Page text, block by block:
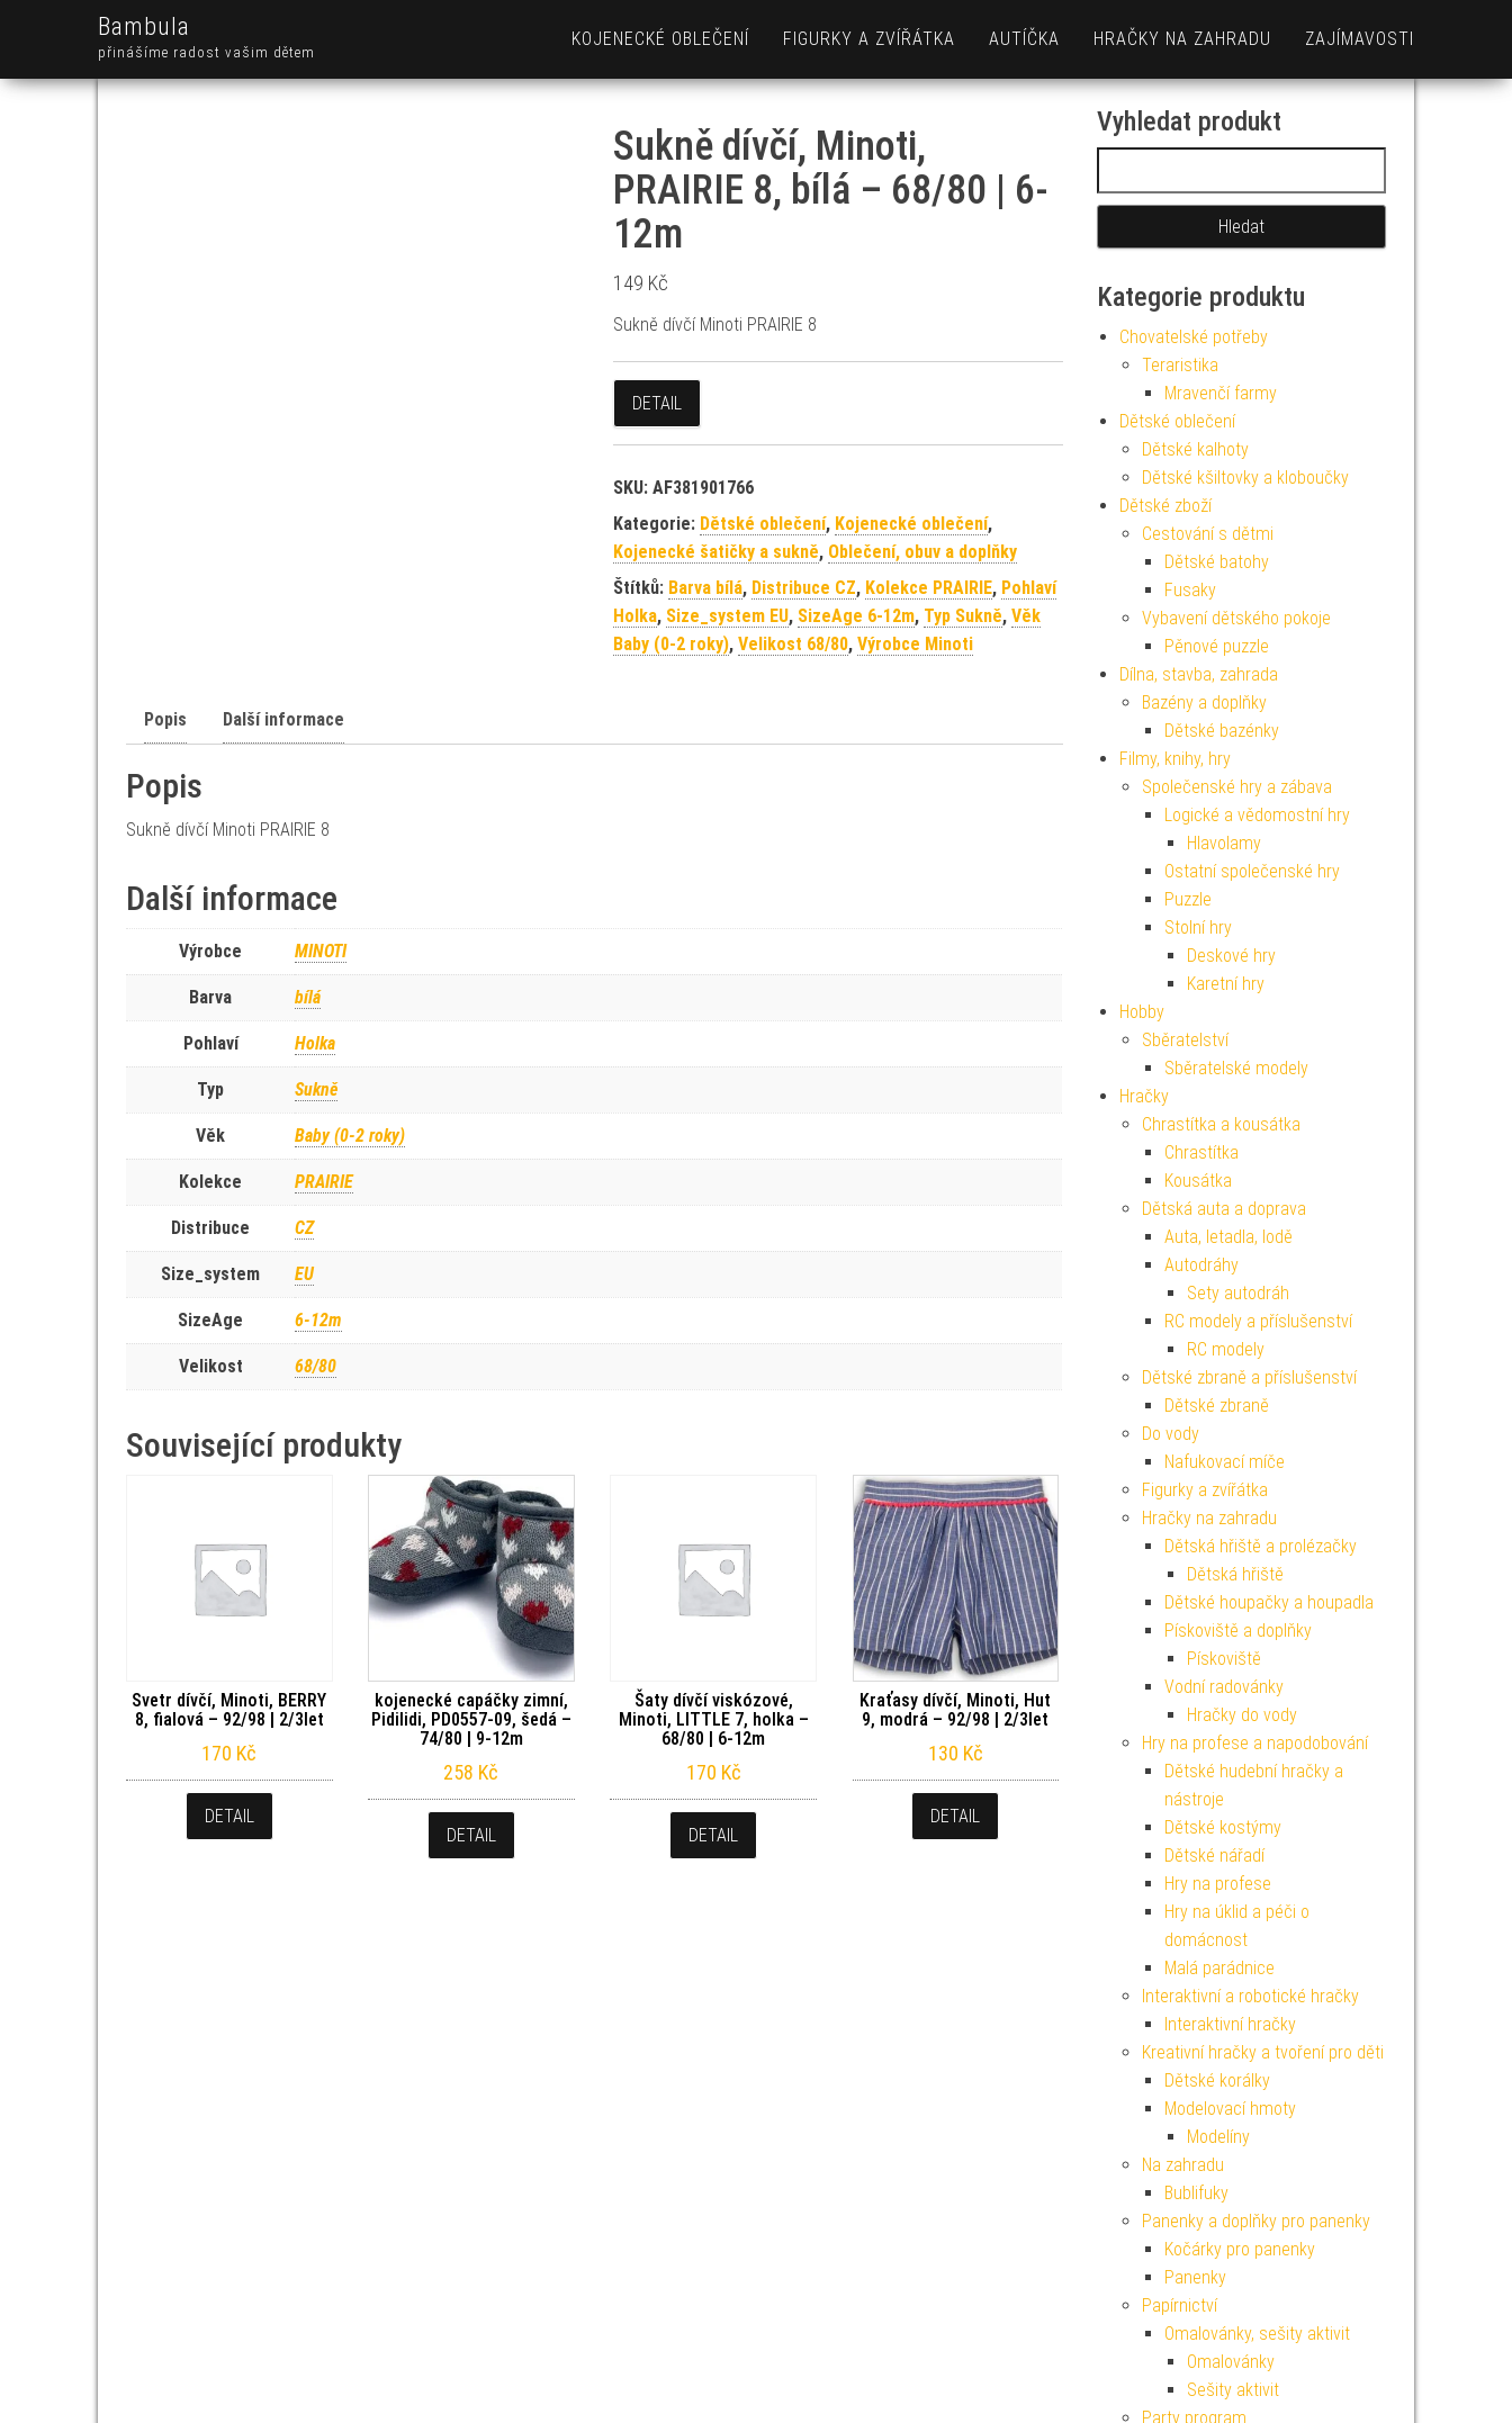
Bambula
přinášíme radost vašim dětem
KOJENECKÉ OBLEČENÍ FIGURKY A ZVÍŘÁTKA AUTÍČKA HRAČKY NA ZAHRADU ZAJÍMAVOSTI
Sukně dívčí, Minoti,
PRAIRIE 8, bílá – 68/80 | 6-
12m
149 Kč
Sukně dívčí Minoti PRAIRIE 8
DETAIL
SKU: AF381901766
Kategorie: Dětské oblečení, Kojenecké oblečení,
Kojenecké šatičky a sukně, Oblečení, obuv a doplňky
Štítků: Barva bílá, Distribuce CZ, Kolekce PRAIRIE, Pohlaví
Holka, Size_system EU, SizeAge 6-12m, Typ Sukně, Věk
Baby (0-2 roky), Velikost 68/80, Výrobce Minoti
Popis Další informace
Popis
Sukně dívčí Minoti PRAIRIE 8
Další informace
Výrobce MINOTI
Barva bílá
Pohlaví Holka
Typ Sukně
Věk Baby (0-2 roky)
Kolekce PRAIRIE
Distribuce CZ
Size_system EU
SizeAge 6-12m
Velikost 68/80
Související produkty
Svetr dívčí, Minoti, BERRY
8, fialová – 92/98 | 2/3let
170 Kč
DETAIL
kojenecké capáčky zimní,
Pidilidi, PD0557-09, šedá –
74/80 | 9-12m
258 Kč
DETAIL
Šaty dívčí viskózové,
Minoti, LITTLE 7, holka –
68/80 | 6-12m
170 Kč
DETAIL
Kraťasy dívčí, Minoti, Hut
9, modrá – 92/98 | 2/3let
130 Kč
DETAIL
Vyhledat produkt
Kategorie produktu
Chovatelské potřeby
Teraristika
Mravenčí farmy
Dětské oblečení
Dětské kalhoty
Dětské kšiltovky a kloboučky
Dětské zboží
Cestování s dětmi
Dětské batohy
Fusaky
Vybavení dětského pokoje
Pěnové puzzle
Dílna, stavba, zahrada
Bazény a doplňky
Dětské bazénky
Filmy, knihy, hry
Společenské hry a zábava
Logické a vědomostní hry
Hlavolamy
Ostatní společenské hry
Puzzle
Stolní hry
Deskové hry
Karetní hry
Hobby
Sběratelství
Sběratelské modely
Hračky
Chrastítka a kousátka
Chrastítka
Kousátka
Dětská auta a doprava
Auta, letadla, lodě
Autodráhy
Sety autodráh
RC modely a příslušenství
RC modely
Dětské zbraně a příslušenství
Dětské zbraně
Do vody
Nafukovací míče
Figurky a zvířátka
Hračky na zahradu
Dětská hřiště a prolézačky
Dětská hřiště
Dětské houpačky a houpadla
Pískoviště a doplňky
Pískoviště
Vodní radovánky
Hračky do vody
Hry na profese a napodobování
Dětské hudební hračky a
nástroje
Dětské kostýmy
Dětské nářadí
Hry na profese
Hry na úklid a péči o
domácnost
Malá parádnice
Interaktivní a robotické hračky
Interaktivní hračky
Kreativní hračky a tvoření pro děti
Dětské korálky
Modelovací hmoty
Modelíny
Na zahradu
Bublifuky
Panenky a doplňky pro panenky
Kočárky pro panenky
Panenky
Papírnictví
Omalovánky, sešity aktivit
Omalovánky
Sešity aktivit
Party program